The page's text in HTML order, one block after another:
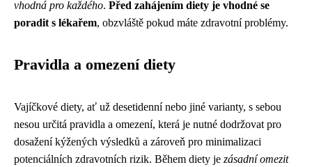
vhodná pro každého. Před zahájením diety je vhodné se
poradit s lékařem, obzvláště pokud máte zdravotní problémy.
Pravidla a omezení diety
Vajíčkové diety, ať už desetidenní nebo jiné varianty, s sebou
nesou určitá pravidla a omezení, která je nutné dodržovat pro
dosažení kýžených výsledků a zároveň pro minimalizaci
potenciálních zdravotních rizik. Během diety je zásadní omezit